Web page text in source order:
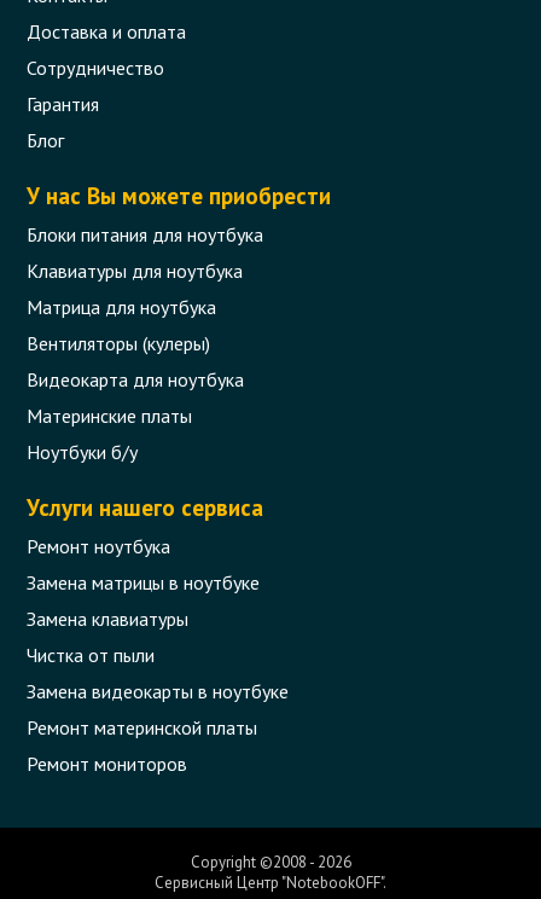
Доставка и оплата
Сотрудничество
Гарантия
Блог
У нас Вы можете приобрести
Блоки питания для ноутбука
Клавиатуры для ноутбука
Матрица для ноутбука
Вентиляторы (кулеры)
Видеокарта для ноутбука
Материнские платы
Ноутбуки б/у
Услуги нашего сервиса
Ремонт ноутбука
Замена матрицы в ноутбуке
Замена клавиатуры
Чистка от пыли
Замена видеокарты в ноутбуке
Ремонт материнской платы
Ремонт мониторов
Copyright ©2008 - 2026
Сервисный Центр "NotebookOFF".